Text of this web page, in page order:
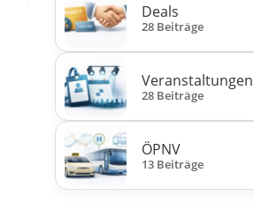
Deals
28 Beiträge
Veranstaltungen
28 Beiträge
ÖPNV
13 Beiträge